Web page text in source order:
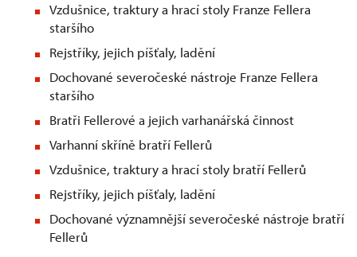
Vzdušnice, traktury a hrací stoly Franze Fellera
staršího
Rejstříky, jejich píšťaly, ladění
Dochované severočeské nástroje Franze Fellera
staršího
Bratři Fellerové a jejich varhanářská činnost
Varhanní skříně bratří Fellerů
Vzdušnice, traktury a hrací stoly bratří Fellerů
Rejstříky, jejich píšťaly, ladění
Dochované významnější severočeské nástroje bratří
Fellerů